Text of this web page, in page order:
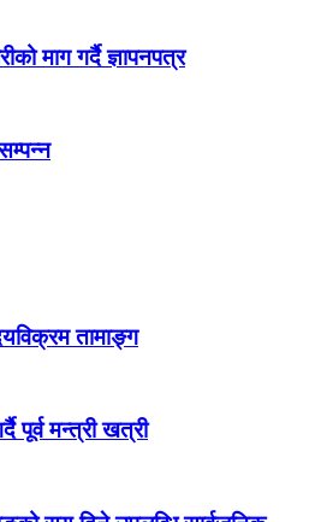
माग गर्दै ज्ञापनपत्र
तामाङ्ग
पूर्व मन्त्री खत्री